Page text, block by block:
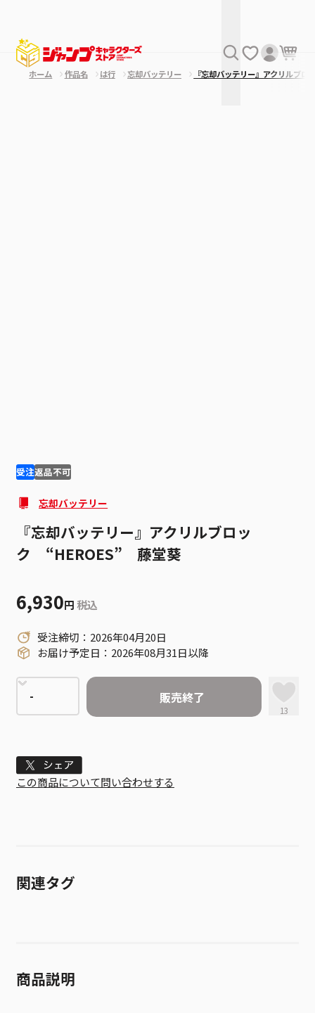
ホーム 作品名 は行 忘却バッテリー 『忘却バッテリー』アクリル
受注返品不可
忘却バッテリー
『忘却バッテリー』アクリルブロッ
ク “HEROES” 藤堂葵
6,930円 税込
受注締切：2026年04月20日
お届け予定日：2026年08月31日以降
販売終了
13
Tweet
この商品について問い合わせする
関連タグ
商品説明